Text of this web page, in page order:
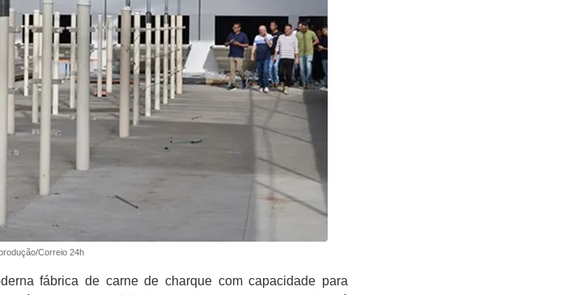
Correio 24h
fábrica de carne de charque com capacidade para